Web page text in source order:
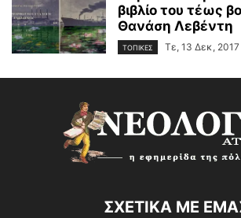
βιβλίο του τέως
Θανάση Λεβέντη
ΤΟΠΙΚΕΣ Τε, 13 Δεκ, 2017
ΣΧΕΤΙΚΑ ΜΕ